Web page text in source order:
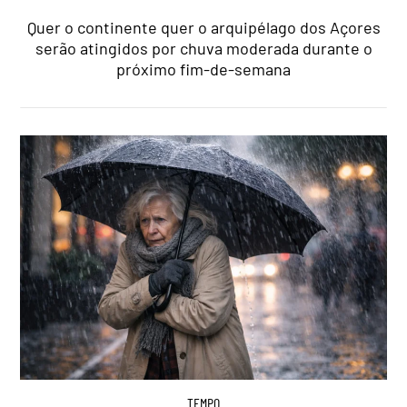
Quer o continente quer o arquipélago dos Açores
serão atingidos por chuva moderada durante o
próximo fim-de-semana
TEMPO